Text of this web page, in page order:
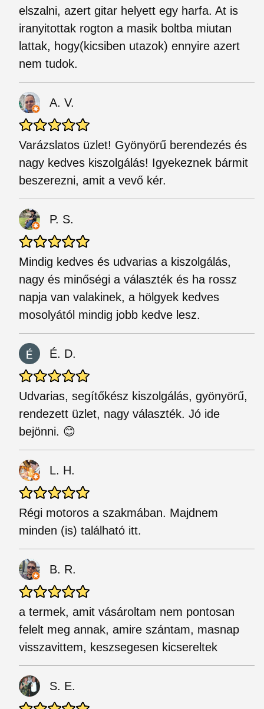
elszalni, azert gitar helyett egy harfa. At is
iranyitottak rogton a masik boltba miutan
lattak, hogy(kicsiben utazok) ennyire azert
nem tudok.
A. V.
Varázslatos üzlet! Gyönyörű berendezés és
nagy kedves kiszolgálás! Igyekeznek bármit
beszerezni, amit a vevő kér.
P. S.
Mindig kedves és udvarias a kiszolgálás,
nagy és minőségi a választék és ha rossz
napja van valakinek, a hölgyek kedves
mosolyától mindig jobb kedve lesz.
É. D.
Udvarias, segítőkész kiszolgálás, gyönyörű,
rendezett üzlet, nagy választék. Jó ide
bejönni. 😊
L. H.
Régi motoros a szakmában. Majdnem
minden (is) található itt.
B. R.
a termek, amit vásároltam nem pontosan
felelt meg annak, amire szántam, masnap
visszavittem, keszsegesen kicsereltek
S. E.